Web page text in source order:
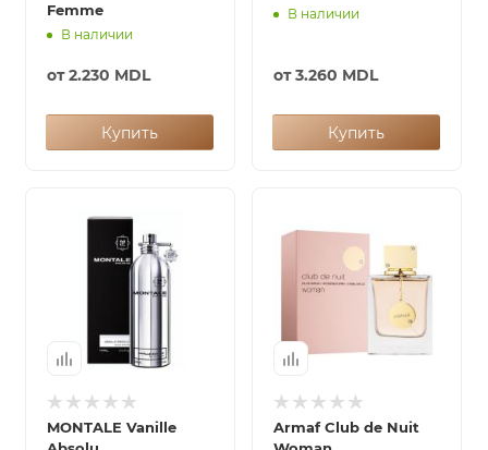
Арабская
сертификат
Femme
В наличии
от2.230 MDL
Купить
В наличии
от3.260 MDL
Купить
MONTALE Vanille
Armaf Club de Nuit